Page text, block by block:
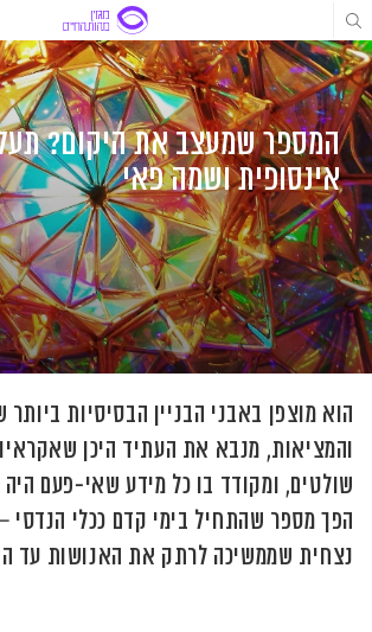
דלג
לתוכן
דלג
לתוכן
דלג
לניווט
המספר שמעצב את היקום?
אינסופית ושמה פאי
הוא מוצפן באבני הבניין הבסיסיות ביותר
והמציאות, מנבא את העתיד היכן
שולטים, ומקודד בו כל מידע שאי-פעם היה
הפך מספר שהתחיל בימי קדם ככלי הנדסי
נצחית שממשיכה לרתק את האנושות עד